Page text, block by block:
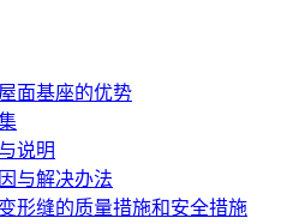
面基座的优势
说明
与解决办法
形缝的质量措施和安全措施